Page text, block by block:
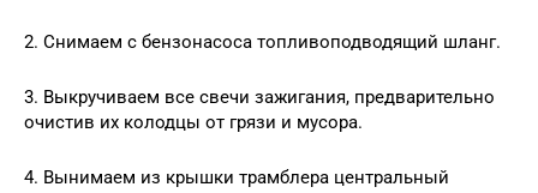
2. Снимаем с бензонасоса топливоподводящий шланг.
3. Выкручиваем все свечи зажигания, предварительно
очистив их колодцы от грязи и мусора.
4. Вынимаем из крышки трамблера центральный